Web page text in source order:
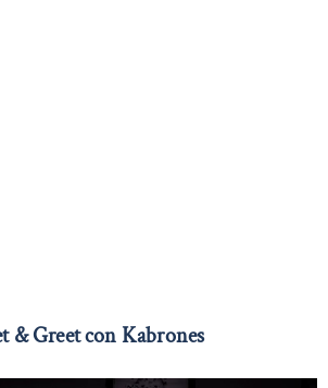
& Greet con Kabrones